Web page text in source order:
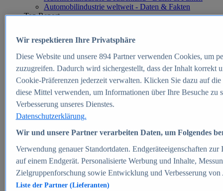
Automobilindustrie weltweit - Daten & Fakten
Top Report
Zum Report
E-commerce
Beliebte Statistiken
Aktuelle Statistiken
E-Commerce - Entwicklung des Umsatzes in
Deutschland 1999-2025
Umsatz von Amazon in Deutschland und weltweit
2010-2025
B2C-E-Commerce: Top-50 Online Shops in
Deutschland 2024
Marktanteile von Online-Zahlungsverfahren in
Deutschland 2024
Umsatzstarke Warengruppen im Online-Handel in
Deutschland 2023-2025
Wir respektieren Ihre Privatsphäre
Diese Website und unsere 894Partner verwenden Cookies, um
zuzugreifen. Dadurch wird sichergestellt, dass der Inhalt korrekt
Cookie-Präferenzen jederzeit verwalten. Klicken Sie dazu auf
diese Mittel verwenden, um Informationen über Ihre Besuche
Verbesserung unseres Dienstes.
Datenschutzerklärung.
Wir und unsere Partner verarbeiten Daten, um Folgendes
Verwendung genauer Standortdaten. Endgeräteeigenschaften
auf einem Endgerät. Personalisierte Werbung und Inhalte,
Zielgruppenforschung sowie Entwicklung und Verbesserung von
Liste der Partner (Lieferanten)